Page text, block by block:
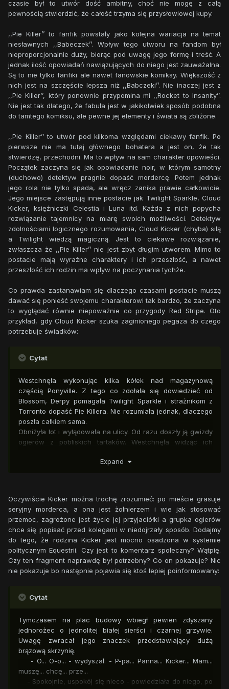
czasie był to utwór dość ambitny, choć nie mogę z całą
pewnością stwierdzić, że całość trzyma się przysłowiowej kupy.
,,Pie Killer’’ to fanfik powstały jako kolejna wariacja na temat
niesławnych ,,Babeczek’’. Wpływ tego utworu na fandom był
nieproporcjonalnie duży, biorąc pod uwagę jego formę i treść. A
jednak ilość opowiadań nawiązujących do niego jest zauważalna.
Są to nie tylko fanfiki ale nawet fanowskie komiksy. Większość z
nich jest na szczęście lepsza niż ,,Babczeki’’. Nie inaczej jest z
,,Pie Killer’’, który ponownie przypomina mi ,,Rocket to Insanity’’.
Nie jest tak dlatego, że fabuła jest w jakikolwiek sposób podobna
do tamtego komiksu, ale pewne jej elementy i świata są zbliżone.
,,Pie Killer’’ to utwór pod kilkoma względami ciekawy fanfik. Po
pierwsze nie ma tutaj głównego bohatera a jest on, że tak
stwierdzę, przechodni. Ma to wpływ na sam charakter opowieści.
Początek zaczyna się jak opowiadanie noir, w którym samotny
(duchowo) detektyw pragnie dopaść mordercę. Potem jednak
jego rola nie tylko spada, ale wręcz zanika prawie całkowicie.
Jego miejsce zastępują inne postacie jak Twilight Sparkle, Cloud
Kicker, księżniczki Celestia i Luna itd. Każda z nich popycha
rozwiązanie tajemnicy na miarę swoich możliwości. Detektyw
zdolnościami logicznego rozumowania, Cloud Kicker (chyba) siłą
a Twilight wiedzą magiczną. Jest to ciekawe rozwiązanie,
zwłaszcza że ,,Pie Killer’’ nie jest zbyt długim utworem. Mimo to
postacie mają wyraźne charaktery i ich przeszłość, a nawet
przeszłość ich rodzin ma wpływ na poczynania tychże.
Co prawda zastanawiam się dlaczego czasami postacie muszą
dawać się ponieść swojemu charakterowi tak bardzo, że zaczyna
to wyglądać równie niepoważnie co przygody Red Stripe. Oto
przykład, gdy Cloud Kicker szuka zaginionego pegaza do czego
potrzebuje świadków:
Cytat
Westchnęła wykonując kilka kółek nad magazynową
częścią Ponyville. Z tego co zdołała się dowiedzieć od
Blossom, Derpy pomagała Twilight Sparkle i strażnikom z
Torronto dopaść Pie Killera. Nie rozumiała jednak, dlaczego
poszła całkiem sama.
Obniżyła lot i wylądowała na ulicy. Od razu doszły ją gwizdy
ogierów z pobliskich tartaków. Westchnęła widząc ich
- Ej, Cloudie! Masz ochotę na małe bara-bara? - zarechotał
ściany. Pozostali pracownicy zamarli w bezruchu.
- Nie dziś i na pewno nie z tobą - syknęła patrząc na niego
wściekle. - A teraz grzecznie i bez podtekstów odpowiesz
mi na kilka pytań, albo twoje jaja będą godne miana omletu,
czy to jasne?
Ogier pisnął coś wysokim głosikiem. Cloud Kicker spojrzała
na pozostałych.
- Ktoś jeszcze ma jakieś uwagi? - odpowiedziała jej cisza. -
Nie musiała powtarzać tego ponownie. Raptem kilka sekund
schronienie się wewnątrz budynku.
Puściła trzymanego kucyka pozwalając mu paść na ziemię.
- A teraz słuchaj, bo nie będę powtarzać - mruknęła. - Jakiś
czas temu pod waszą budą znalazła się pewna szara pegaz
o blond grzywie.
- T-t-tak - wydukał. - T-ta... Ta niema świruska...
Cloud uderzyła kopytem w ziemię pomiędzy jego tylnymi
Expand
Oczywiście Kicker można trochę zrozumieć: po mieście grasuje
seryjny morderca, a ona jest żołnierzem i wie jak stosować
przemoc, zagrożone jest życie jej przyjaciółki a grupka ogierów
chce się popisać przed kolegami w niedojrzały sposób. Dodajmy
do tego, że rodzina Kicker jest mocno osadzona w systemie
politycznym Equestrii. Czy jest to komentarz społeczny? Wątpię.
Czy ten fragment naprawdę był potrzebny? Co on pokazuje? Nic
nie pokazuje bo następnie pojawia się ktoś lepiej poinformowany:
Cytat
Tymczasem na plac budowy wbiegł pewien zdyszany
jednorożec o jednolitej białej sierści i czarnej grzywie.
Uwagę zwracał jego znaczek przedstawiający dużą
brązową skrzynię.
- O... O-o... - wydyszał. - P-pa... Panna... Kicker... Mam...
muszę... chcę... prze...
- Spokojnie, uspokój się nieco - powiedziała do niego, po